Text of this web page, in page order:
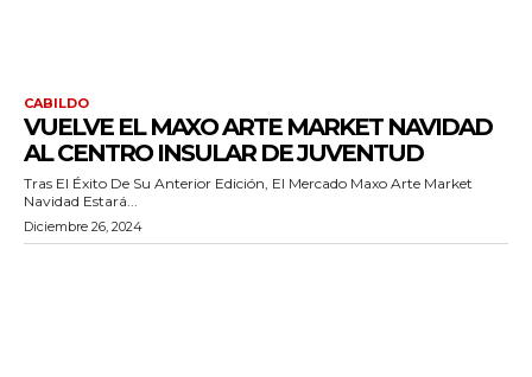
CABILDO
VUELVE EL MAXO ARTE MARKET NAVIDAD
AL CENTRO INSULAR DE JUVENTUD
Tras El Éxito De Su Anterior Edición, El Mercado Maxo Arte Market
Navidad Estará...
Diciembre 26, 2024